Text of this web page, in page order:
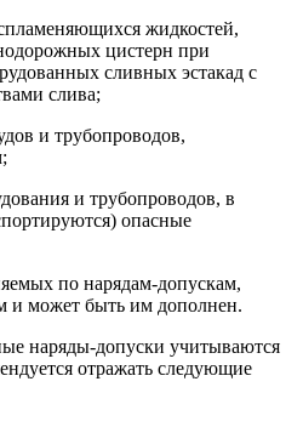
жидкостей,
цистерн при
сливных эстакад с
слива;
и трубопроводов,
и трубопроводов, в
опасные
по нарядам-допускам,
и может быть им дополнен.
наряды-допуски учитываются
отражать следующие